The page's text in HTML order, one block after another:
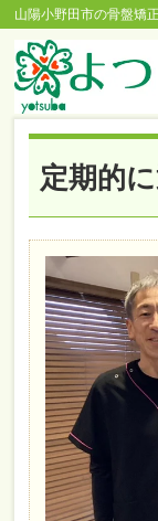
山陽小野田市の骨盤矯
定期的